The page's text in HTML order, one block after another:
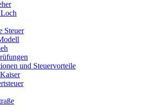
Steuer
und Steuervorteile